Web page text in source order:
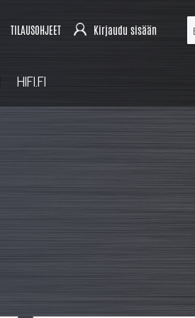
Kirjaudu sisään
TILAUSOHJEET
HIFI.FI